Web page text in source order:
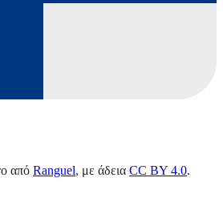
από Ranguel, με άδεια CC BY 4.0.